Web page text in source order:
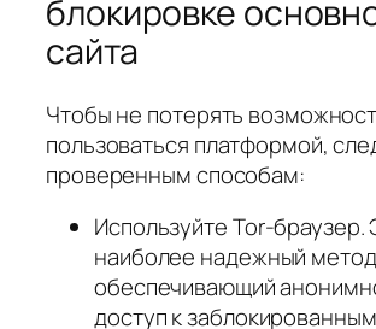
блокировке
сайта
Чтобы не потерять
пользоваться платформой,
проверенным способам:
Используйте Tor-браузер.
наиболее надежный
обеспечивающий
доступ к